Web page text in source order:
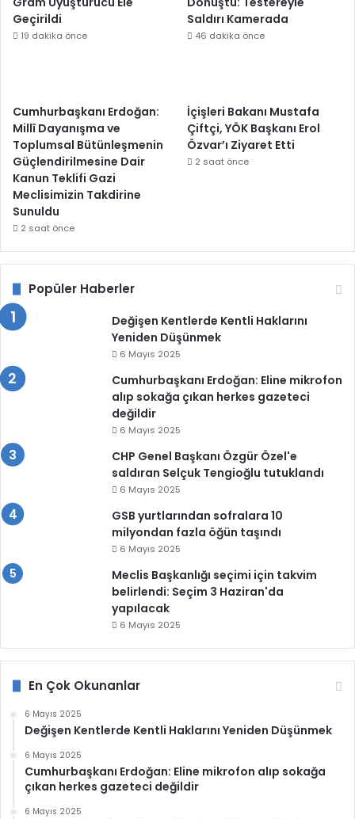
Geçirildi
19 dakika önce
Saldırı Kamerada
46 dakika önce
Cumhurbaşkanı Erdoğan:
Millî Dayanışma ve
Toplumsal Bütünleşmenin
Güçlendirilmesine Dair
Kanun Teklifi Gazi
Meclisimizin Takdirine
Sunuldu
2 saat önce
İçişleri Bakanı Mustafa
Çiftçi, YÖK Başkanı Erol
Özvar’ı Ziyaret Etti
2 saat önce
Popüler Haberler
Değişen Kentlerde Kentli Haklarını
Yeniden Düşünmek
6 Mayıs 2025
Cumhurbaşkanı Erdoğan: Eline mikrofon
alıp sokağa çıkan herkes gazeteci
değildir
6 Mayıs 2025
CHP Genel Başkanı Özgür Özel'e
saldıran Selçuk Tengioğlu tutuklandı
6 Mayıs 2025
GSB yurtlarından sofralara 10
milyondan fazla öğün taşındı
6 Mayıs 2025
Meclis Başkanlığı seçimi için takvim
belirlendi: Seçim 3 Haziran'da
yapılacak
6 Mayıs 2025
En Çok Okunanlar
6 Mayıs 2025
Değişen Kentlerde Kentli Haklarını Yeniden Düşünmek
6 Mayıs 2025
Cumhurbaşkanı Erdoğan: Eline mikrofon alıp sokağa
çıkan herkes gazeteci değildir
6 Mayıs 2025